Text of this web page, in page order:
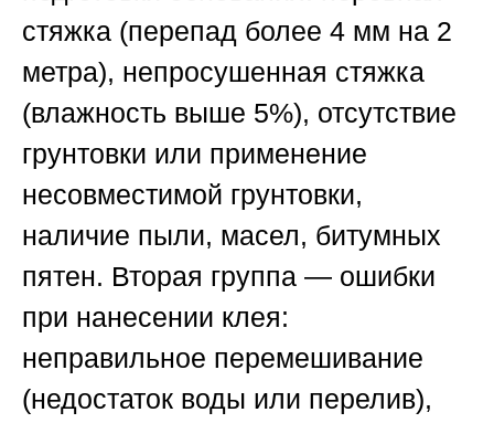
стяжка (перепад более 4 мм на 2
метра), непросушенная стяжка
(влажность выше 5%), отсутствие
грунтовки или применение
несовместимой грунтовки,
наличие пыли, масел, битумных
пятен. Вторая группа — ошибки
при нанесении клея:
неправильное перемешивание
(недостаток воды или перелив),